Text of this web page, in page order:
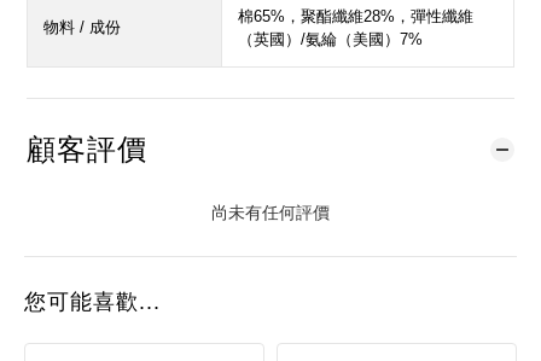
物料 / 成份
棉65%，聚酯纖維28%，彈性纖維
（英國）/氨綸（美國）7%
顧客評價
尚未有任何評價
您可能喜歡...